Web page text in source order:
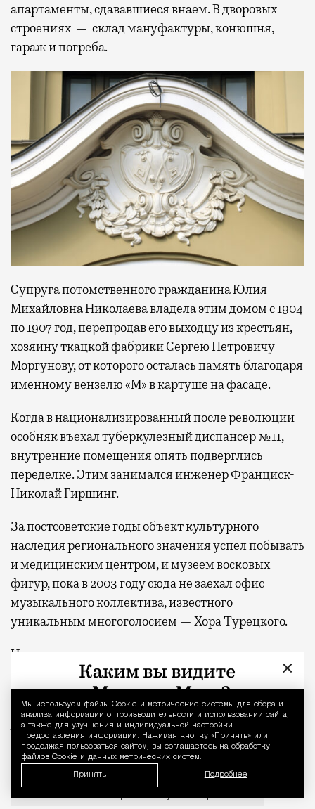
Уведомление
Мы используем файлы Сookie и метрические системы для сбора и
анализа информации о производительности и использовании сайта,
а также для улучшения и индивидуальной настройки
предоставления информации. Нажимая кнопку «Принять» или
продолжая пользоваться сайтом, вы соглашаетесь на обработку
файлов Cookie и данных метрических систем.
Принять Подробнее
апартаменты, сдававшиеся внаем. В дворовых
строениях — склад мануфактуры, конюшня,
гараж и погреба.
Супруга потомственного гражданина Юлия
Михайловна Николаева владела этим домом с 1904
по 1907 год, перепродав его выходцу из крестьян,
хозяину ткацкой фабрики Сергею Петровичу
Моргунову, от которого осталась память благодаря
именному вензелю «М» в картуше на фасаде.
Когда в национализированный после революции
особняк въехал туберкулезный диспансер №11,
внутренние помещения опять подверглись
переделке. Этим занимался инженер Франциск-
Николай Гиршинг.
За постсоветские годы объект культурного
наследия регионального значения успел побывать
и медицинским центром, и музеем восковых
фигур, пока в 2003 году сюда не заехал офис
музыкального коллектива, известного
уникальным многоголосием — Хора Турецкого.
Недавно в здании прошла реставрация.
Фото: Максим Мухин, Государственный научно-
исследовательский музей архитектуры имени А.
В. Щусева/pasyvu.com, семейный архив Анатолия
Забелина/pastvu.com
История каменного строения в Мещанской
Дом недели
особняк Свечиной — Циммерман — Моргунова проспект Мира
×